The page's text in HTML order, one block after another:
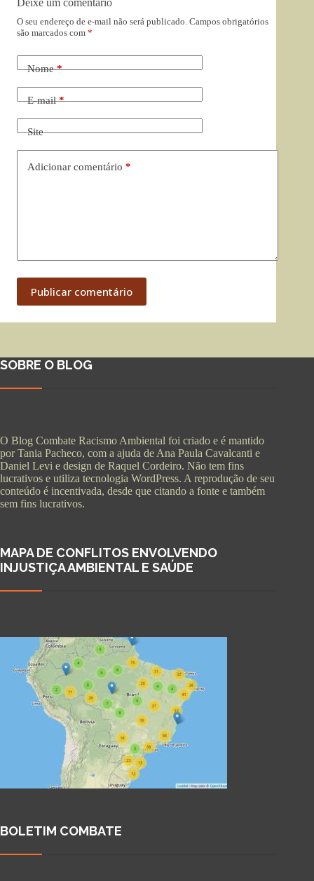
Deixe um comentário
O seu endereço de e-mail não será publicado. Campos obrigatórios
são marcados com *
Nome*
E-mail*
Site
Adicionar comentário *
Publicar comentário
SOBRE O BLOG
O Blog Combate Racismo Ambiental foi criado e é mantido
por Tania Pacheco, com a ajuda de Ana Paula Cavalcanti e
Daniel Levi e design de Raquel Cordeiro. Não tem fins
lucrativos e utiliza tecnologia WordPress. A reprodução de seu
conteúdo é incentivada, desde que citando a fonte e também
sem fins lucrativos.
MAPA DE CONFLITOS ENVOLVENDO
INJUSTIÇA AMBIENTAL E SAÚDE
BOLETIM COMBATE